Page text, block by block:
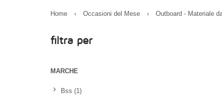
Home › Occasioni del Mese › Outboard - Materiale
filtra per
MARCHE
Bss (1)